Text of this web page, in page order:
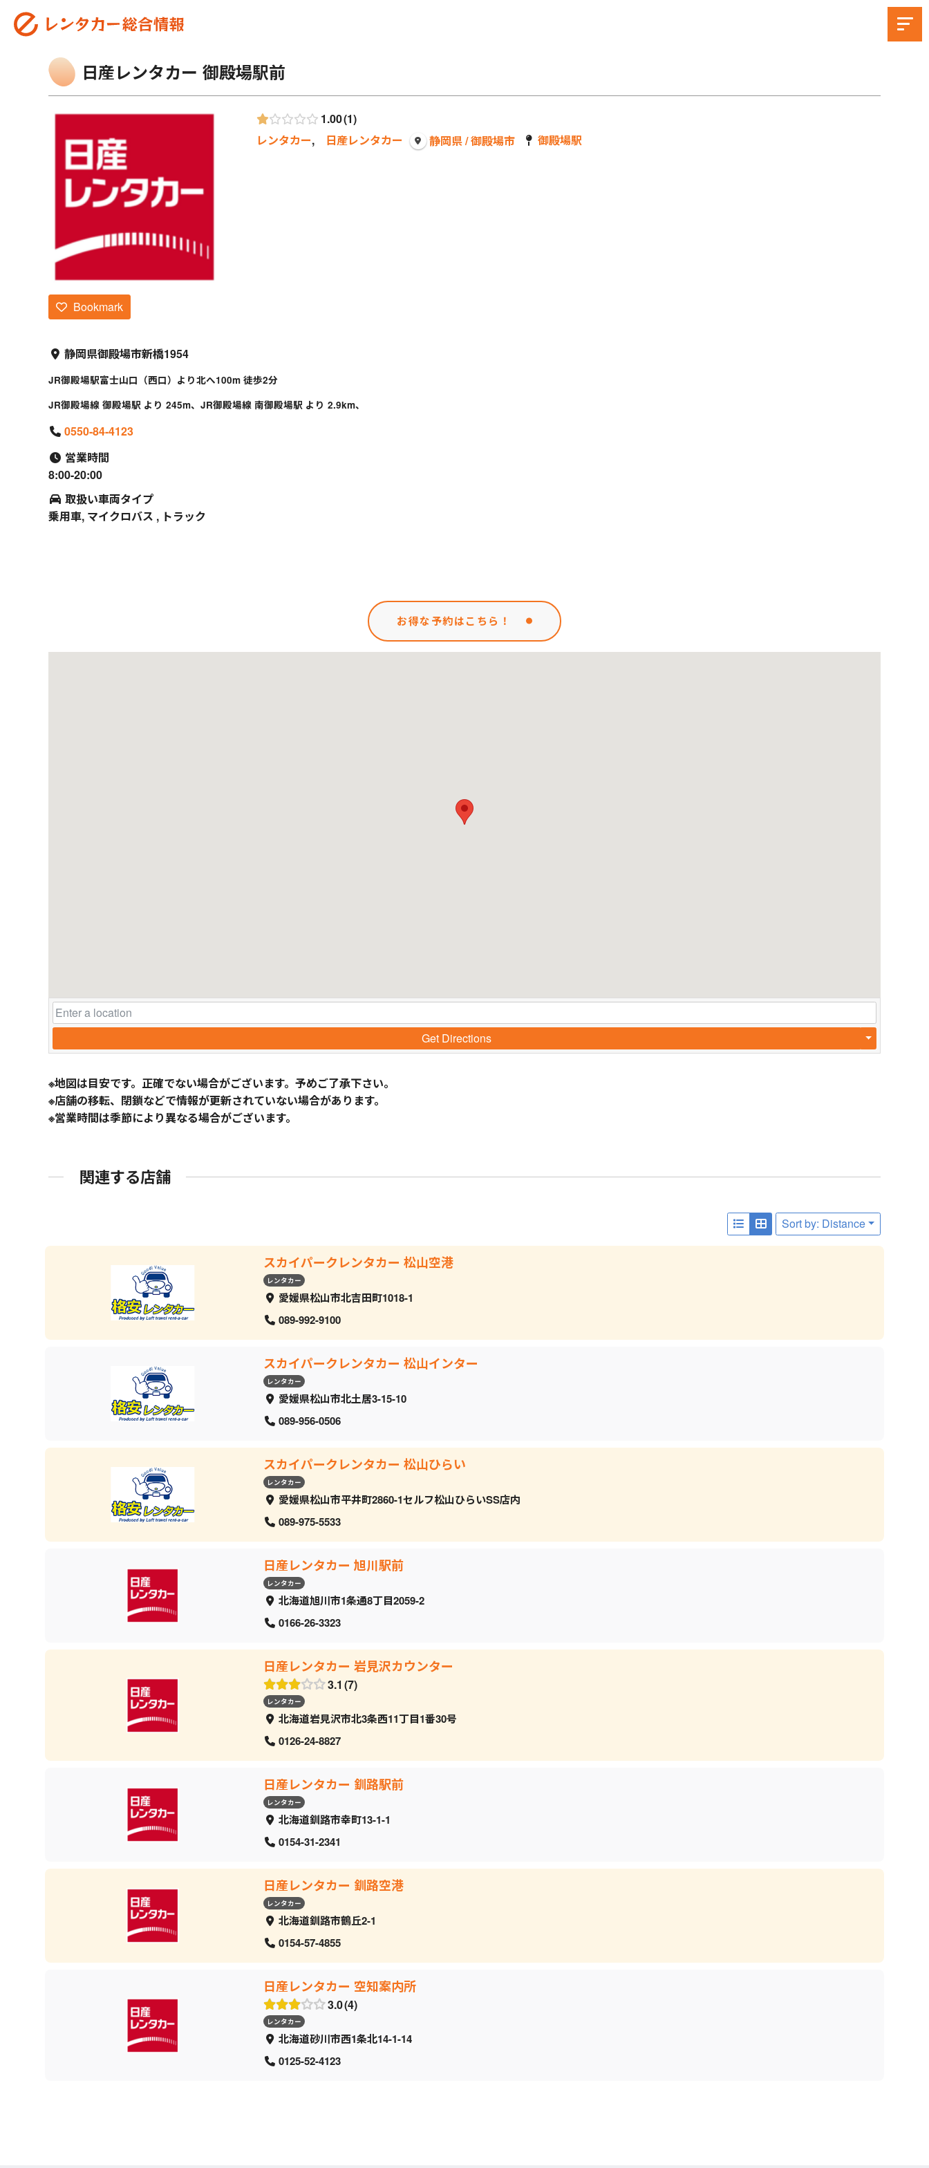
日産レンタカー 御殿場駅前
1.00 1
レンタカー, 日産レンタカー 静岡県 / 御殿場市 御殿場駅
Bookmark
静岡県御殿場市新橋1954
JR御殿場駅富士山口（西口）より北へ100m 徒歩2分
JR御殿場線 御殿場駅 より 245m、JR御殿場線 南御殿場駅 より 2.9km、
0550-84-4123
営業時間
8:00-20:00
取扱い車両タイプ
乗用車, マイクロバス , トラック
お得な予約はこちら！
Get Directions
※地図は目安です。正確でない場合がございます。予めご了承下さい。
※店舗の移転、閉鎖などで情報が更新されていない場合があります。
※営業時間は季節により異なる場合がございます。
関連する店舗
Sort by: Distance
スカイパークレンタカー 松山空港
レンタカー
愛媛県松山市北吉田町1018-1
089-992-9100
スカイパークレンタカー 松山インター
レンタカー
愛媛県松山市北土居3-15-10
089-956-0506
スカイパークレンタカー 松山ひらい
レンタカー
愛媛県松山市平井町2860-1セルフ松山ひらいSS店内
089-975-5533
日産レンタカー 旭川駅前
レンタカー
北海道旭川市1条通8丁目2059‐2
0166-26-3323
日産レンタカー 岩見沢カウンター
3.1 7
レンタカー
北海道岩見沢市北3条西11丁目1番30号
0126-24-8827
日産レンタカー 釧路駅前
レンタカー
北海道釧路市幸町13-1-1
0154-31-2341
日産レンタカー 釧路空港
レンタカー
北海道釧路市鶴丘2-1
0154-57-4855
日産レンタカー 空知案内所
3.0 4
レンタカー
北海道砂川市西1条北14-1-14
0125-52-4123